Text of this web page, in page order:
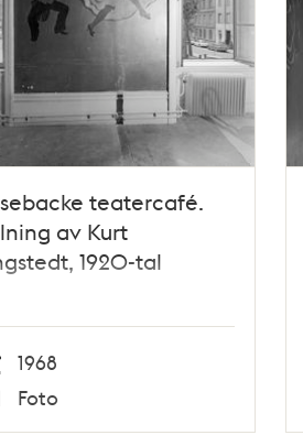
teatercafé.
av Kurt
1920-tal
1968
Foto